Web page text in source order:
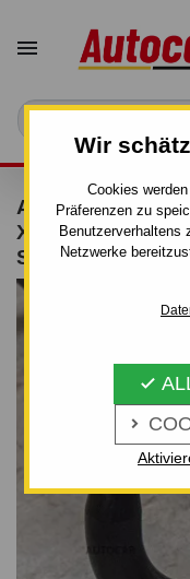
Wir
Cookies
Präferenzen zu
Benutzerverhaltens
Netzwerke



XSARA - N1 - 3/
STARR